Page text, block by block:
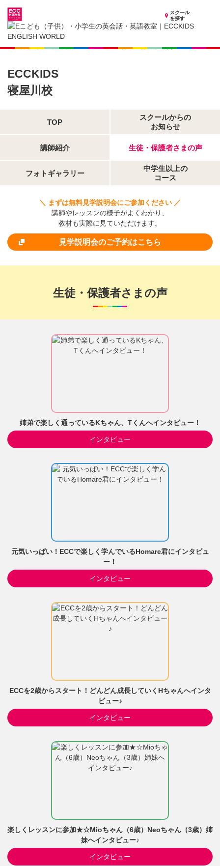
スクール
を探す
大阪府の子供英会話・英語教室
子供（小学生）英会話・英語教室 ECCKIDS 寝屋川校
生徒・保護者さまの声
ECCKIDS
寝屋川校
TOP
スクールからの
お知らせ
講師紹介 生徒・保護者さまの声
フォトギャラリー
中学生以上の
コース
＼ まずは無料見学説明会にご参加ください ／
講師やレッスンの様子がよくわかり、
教材も実際に見ていただけます。
見学説明会のご予約はこちら
生徒・保護者さまの声
姉弟で楽しく通っているKちゃん、Tくんへインタビュー！
インタビュー
元気いっぱい！ECCで楽しく学んでいるHomare君にインタビュ
ー！
インタビュー
ECCを2歳からスタート！どんどん成長していくHちゃんへインタ
ビュー♪
インタビュー
楽しくレッスンに参加★☆Mioちゃん（6歳）Neoちゃん（3歳）姉
妹へインタビュー♪
インタビュー